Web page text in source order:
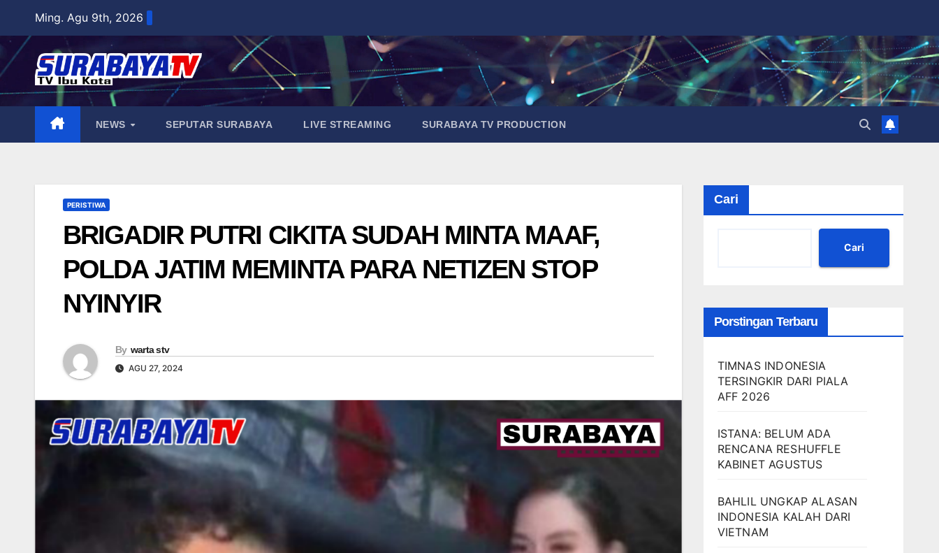
content
Ming. Agu 9th, 2026
NEWS SEPUTAR SURABAYA LIVE STREAMING SURABAYA TV PRODUCTION
PERISTIWA
BRIGADIR PUTRI CIKITA SUDAH MINTA MAAF,
POLDA JATIM MEMINTA PARA NETIZEN STOP
NYINYIR
By warta stv
AGU 27, 2024
Cari
Cari
Porstingan Terbaru
TIMNAS INDONESIA
TERSINGKIR DARI PIALA
AFF 2026
ISTANA: BELUM ADA
RENCANA RESHUFFLE
KABINET AGUSTUS
BAHLIL UNGKAP ALASAN
INDONESIA KALAH DARI
VIETNAM